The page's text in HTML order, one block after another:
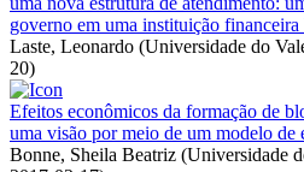
governo em uma instituição financeira
Laste, Leonardo (Universidade do
20)
Efeitos econômicos da formação de
uma visão por meio de um modelo
Bonne, Sheila Beatriz (Universidade